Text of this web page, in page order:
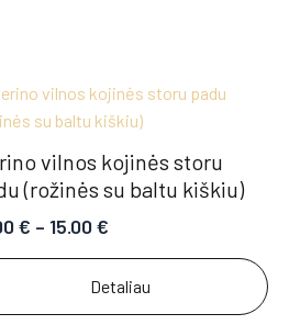
vilnos kojinės storu
(rožinės su baltu kiškiu)
€ – 15.00€
Detaliau